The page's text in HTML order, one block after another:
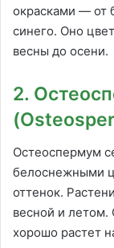
окрасками — от
синего. Оно
весны до осени.
2.
Остеоспермум
белоснежными
оттенок.
весной и летом.
хорошо растет